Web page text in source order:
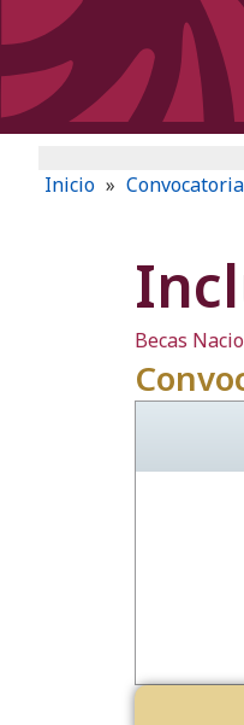
Inicio »
Becas